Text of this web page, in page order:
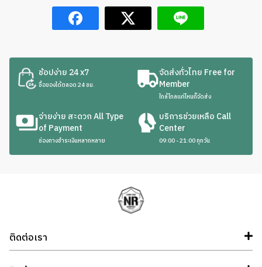
ช้อปง่าย 24 x7
ซื้อของได้ตลอด 24 ชม.
จัดส่งทั่วไทย Free for
Member
ใกล้ไกลแค่ไหนก็จัดส่ง
จ่ายง่าย สะดวก All Type
of Payment
ช่องทางชำระเงินหลากหลาย
บริการช่วยเหลือ Call
Center
09:00 - 21:00 ทุกวัน
ติดต่อเรา